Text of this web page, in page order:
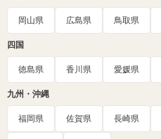
岡山県 広島県 鳥取県
四国
徳島県 香川県 愛媛県
九州・沖縄
福岡県 佐賀県 長崎県